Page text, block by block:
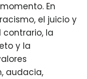
En
el juicio y
contrario, la
y la
audacia,